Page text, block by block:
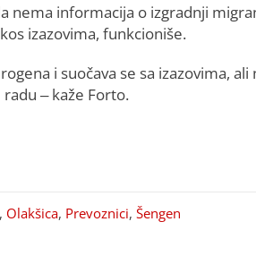
nema informacija o izgradnji
izazovima, funkcioniše.
i suočava se sa izazovima,
– kaže Forto.
, Olakšica, Prevoznici, Šengen